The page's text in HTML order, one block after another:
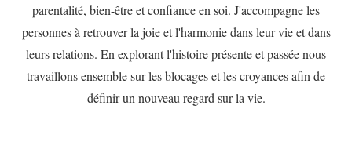
parentalité, bien-être et confiance en soi. J'accompagne les
personnes à retrouver la joie et l'harmonie dans leur vie et dans
leurs relations. En explorant l'histoire présente et passée nous
travaillons ensemble sur les blocages et les croyances afin de
définir un nouveau regard sur la vie.